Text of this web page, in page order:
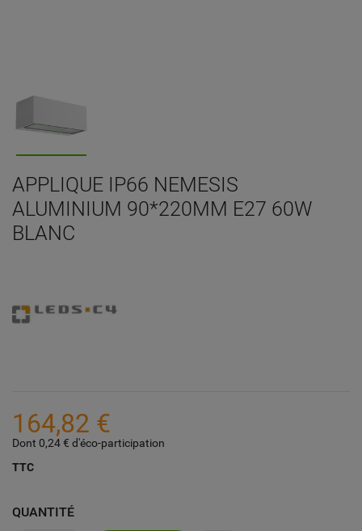
APPLIQUE IP66 NEMESIS
ALUMINIUM 90*220MM E27 60W
BLANC
164,82 €
Dont 0,24 € d'éco-participation
TTC
QUANTITÉ